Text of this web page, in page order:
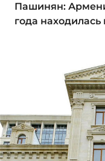
Пашинян:
года находилась